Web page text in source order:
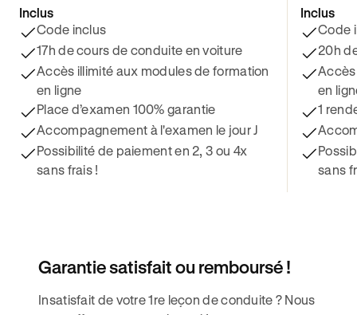
Inclus
Code inclus
17h de cours de conduite en voiture
Accès illimité aux modules de formation
en ligne
Place d’examen 100% garantie
Accompagnement à l'examen le jour J
Possibilité de paiement en 2, 3 ou 4x
sans frais !
Inclus
Code
20h
en
1
sans
Garantie satisfait ou remboursé !
Insatisfait de votre 1re leçon de conduite ? Nous